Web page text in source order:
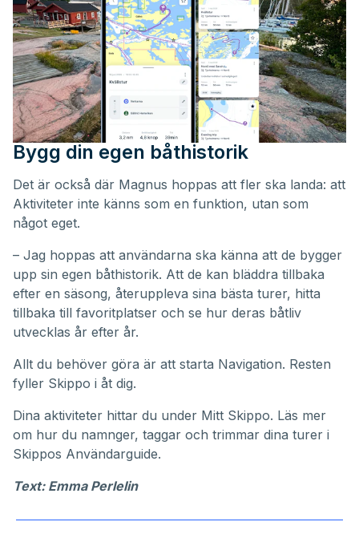
Bygg din egen båthistorik
Det är också där Magnus hoppas att fler ska landa: att
Aktiviteter inte känns som en funktion, utan som
något eget.
– Jag hoppas att användarna ska känna att de bygger
upp sin egen båthistorik. Att de kan bläddra tillbaka
efter en säsong, återuppleva sina bästa turer, hitta
tillbaka till favoritplatser och se hur deras båtliv
utvecklas år efter år.
Allt du behöver göra är att starta Navigation. Resten
fyller Skippo i åt dig.
Dina aktiviteter hittar du under Mitt Skippo. Läs mer
om hur du namnger, taggar och trimmar dina turer i
Skippos Användarguide.
Text: Emma Perlelin